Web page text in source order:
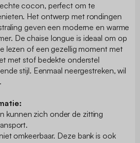
cocon, perfect om te
Het ontwerp met rondingen
geven een moderne en warme
De chaise longue is ideaal om op
lezen of een gezellig moment met
met stof bedekte onderstel
stijl. Eenmaal neergestreken, wil
kunnen zich onder de zitting
omkeerbaar. Deze bank is ook